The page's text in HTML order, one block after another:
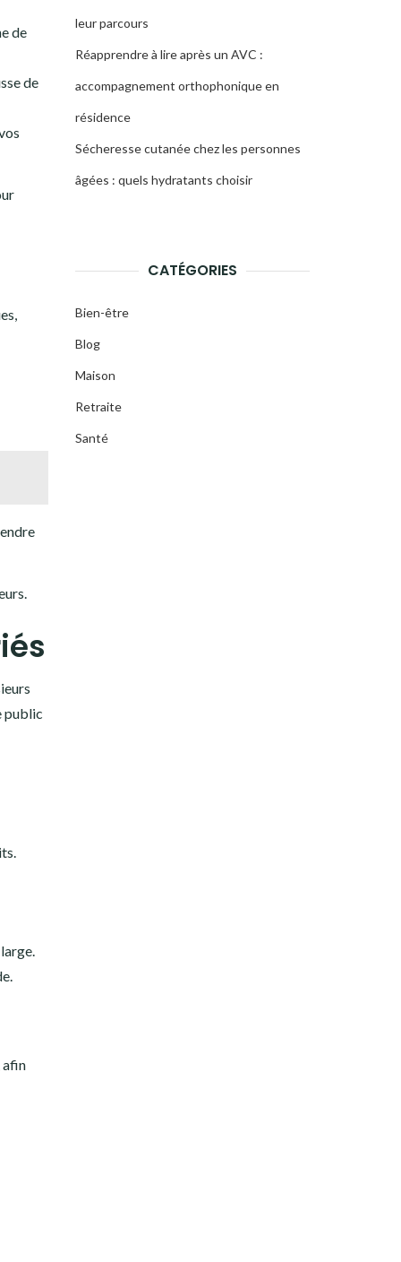
de
de
public
afin
leur parcours
Réapprendre à lire après un AVC :
accompagnement orthophonique en
résidence
Sécheresse cutanée chez les personnes
âgées : quels hydratants choisir
CATÉGORIES
Bien-être
Blog
Maison
Retraite
Santé